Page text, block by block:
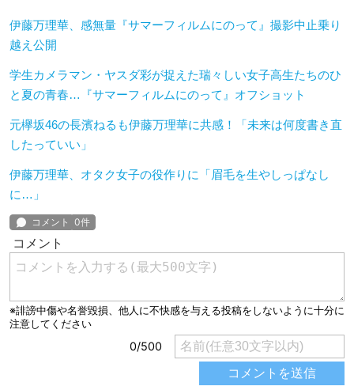
伊藤万理華、感無量『サマーフィルムにのって』撮影中止乗り
越え公開
学生カメラマン・ヤスダ彩が捉えた瑞々しい女子高生たちのひ
と夏の青春…『サマーフィルムにのって』オフショット
元欅坂46の長濱ねるも伊藤万理華に共感！「未来は何度書き直
したっていい」
伊藤万理華、オタク女子の役作りに「眉毛を生やしっぱなし
に…」